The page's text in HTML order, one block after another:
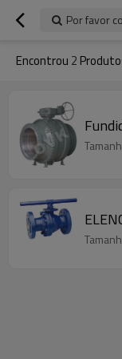
Por favor
Encontrou 2